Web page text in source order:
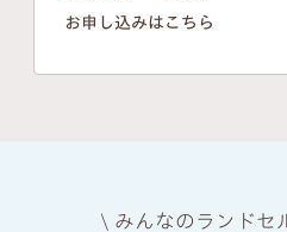
お申し込みはこちら
\ みんなのランドセ